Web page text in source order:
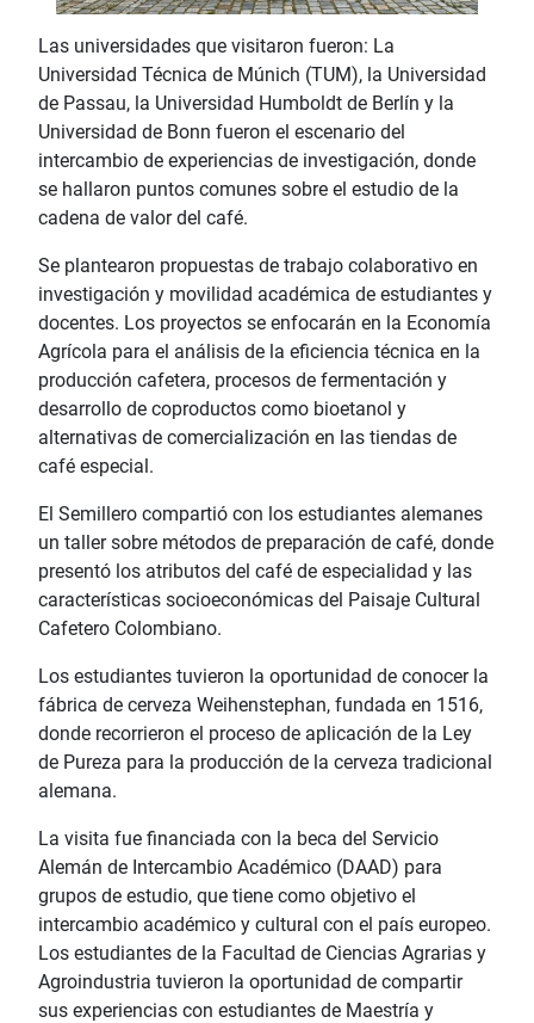
Las universidades que visitaron fueron: La
Universidad Técnica de Múnich (TUM), la Universidad
de Passau, la Universidad Humboldt de Berlín y la
Universidad de Bonn fueron el escenario del
intercambio de experiencias de investigación, donde
se hallaron puntos comunes sobre el estudio de la
cadena de valor del café.
Se plantearon propuestas de trabajo colaborativo en
investigación y movilidad académica de estudiantes y
docentes. Los proyectos se enfocarán en la Economía
Agrícola para el análisis de la eficiencia técnica en la
producción cafetera, procesos de fermentación y
desarrollo de coproductos como bioetanol y
alternativas de comercialización en las tiendas de
café especial.
El Semillero compartió con los estudiantes alemanes
un taller sobre métodos de preparación de café, donde
presentó los atributos del café de especialidad y las
características socioeconómicas del Paisaje Cultural
Cafetero Colombiano.
Los estudiantes tuvieron la oportunidad de conocer la
fábrica de cerveza Weihenstephan, fundada en 1516,
donde recorrieron el proceso de aplicación de la Ley
de Pureza para la producción de la cerveza tradicional
alemana.
La visita fue financiada con la beca del Servicio
Alemán de Intercambio Académico (DAAD) para
grupos de estudio, que tiene como objetivo el
intercambio académico y cultural con el país europeo.
Los estudiantes de la Facultad de Ciencias Agrarias y
Agroindustria tuvieron la oportunidad de compartir
sus experiencias con estudiantes de Maestría y